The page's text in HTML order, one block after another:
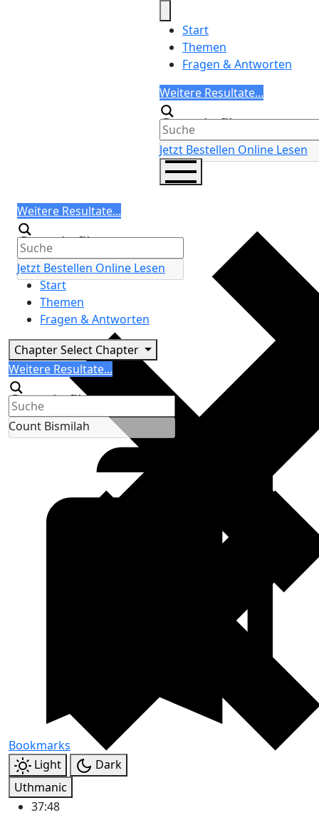
Start
Themen
Fragen & Antworten
Search
Weitere Resultate...
Generic filters
Jetzt Bestellen Online Lesen
Search
Weitere Resultate...
Generic filters
Jetzt Bestellen Online Lesen
Start
Themen
Fragen & Antworten
ChapterSelect Chapter
Search
Weitere Resultate...
Generic filters
Count Bismilah
Bookmarks
Light
Dark
Uthmanic
37:48